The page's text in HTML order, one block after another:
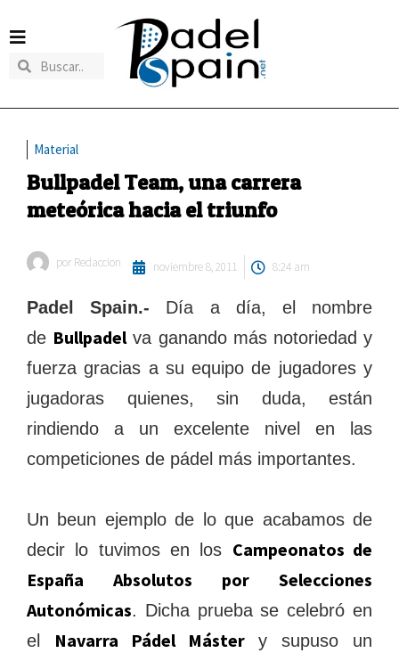
Material
Bullpadel Team, una carrera
meteórica hacia el triunfo
por Redaccion noviembre 8, 2011 8:24 am
Padel Spain.- Día a día, el nombre
de Bullpadel va ganando más notoriedad y
fuerza gracias a su equipo de jugadores y
jugadoras quienes, sin duda, están
rindiendo a un excelente nivel en las
competiciones de pádel más importantes.
Un beun ejemplo de lo que acabamos de
decir lo tuvimos en los Campeonatos de
España Absolutos por Selecciones
Autonómicas. Dicha prueba se celebró en
el Navarra Pádel Mástery supuso un